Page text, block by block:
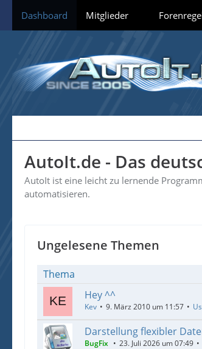
Dashboard Mitglieder
AutoIt.de - Das
AutoIt ist eine leicht zu lernende
automatisieren.
Ungelesene Themen
Thema
Hey ^^
Kev 9. März 2010 um 11:57
Darstellung flexibler
BugFix 23. Juli 2026 um 07:49